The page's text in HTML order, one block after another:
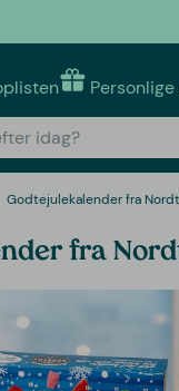
Godtejulekalender fra
fra